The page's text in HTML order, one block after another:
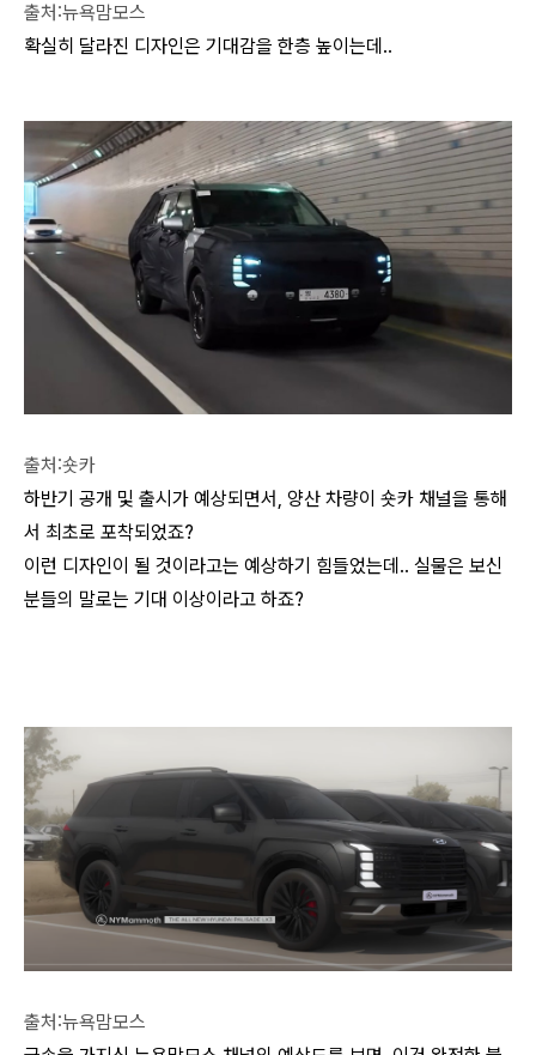
출처:뉴욕맘모스
확실히 달라진 디자인은 기대감을 한층 높이는데..
출처:숏카
하반기 공개 및 출시가 예상되면서, 양산 차량이 숏카 채널을 통해
서 최초로 포착되었죠?
이런 디자인이 될 것이라고는 예상하기 힘들었는데.. 실물은 보신
분들의 말로는 기대 이상이라고 하죠?
출처:뉴욕맘모스